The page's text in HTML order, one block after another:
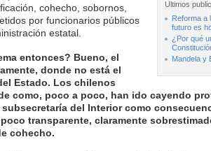
Ultimos
Reforma a
futuro es
¿Por qué
Mandela y
cohecho, sobornos,
por funcionarios públicos
estatal.
entonces? Bueno, el
donde no está el
Estado. Los chilenos
como, poco a poco, han ido cayendo
del Interior como
transparente, claramente
cohecho.